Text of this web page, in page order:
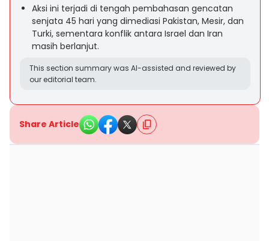
Aksi ini terjadi di tengah pembahasan gencatan
senjata 45 hari yang dimediasi Pakistan, Mesir, dan
Turki, sementara konflik antara Israel dan Iran
masih berlanjut.
This section summary was AI-assisted and reviewed by
our editorial team.
Share Article